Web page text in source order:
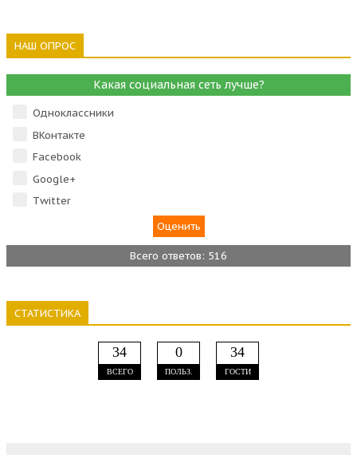
НАШ ОПРОС
Какая социальная сеть лучше?
Одноклассники
ВКонтакте
Facebook
Google+
Тwitter
Всего ответов: 516
СТАТИСТИКА
34
ВСЕГО
0
ПОЛЬЗ.
34
ГОСТИ